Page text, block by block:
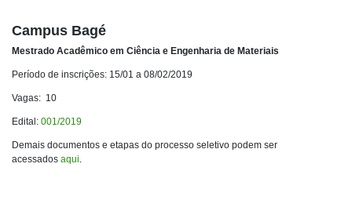
Campus Bagé
Mestrado Acadêmico em Ciência e Engenharia de Materiais
Período de inscrições: 15/01 a 08/02/2019
Vagas: 10
Edital: 001/2019
Demais documentos e etapas do processo seletivo podem ser
acessados aqui.